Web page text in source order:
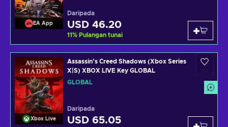
EA App
Daripada
USD 46.20
11% Pulangan tunai
Xbox Live
Assassin’s Creed Shadows (Xbox Series
X|S) XBOX LIVE Key GLOBAL
GLOBAL
Daripada
USD 65.05